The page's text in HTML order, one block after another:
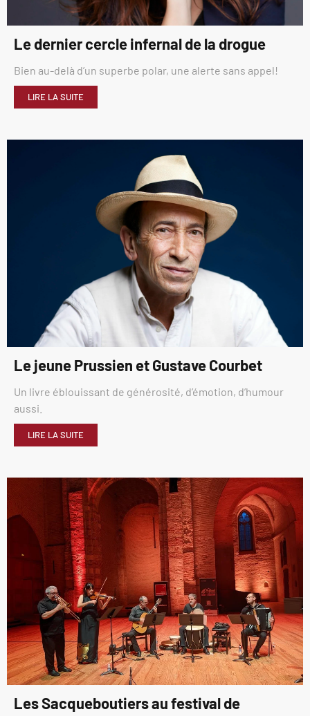
Le dernier cercle infernal de la drogue
Bien au-delà d’un superbe polar, une alerte sans appel!
LIRE LA SUITE
Le jeune Prussien et Gustave Courbet
Un livre éblouissant de générosité, d’émotion, d’humour
aussi.
LIRE LA SUITE
Les Sacqueboutiers au festival de